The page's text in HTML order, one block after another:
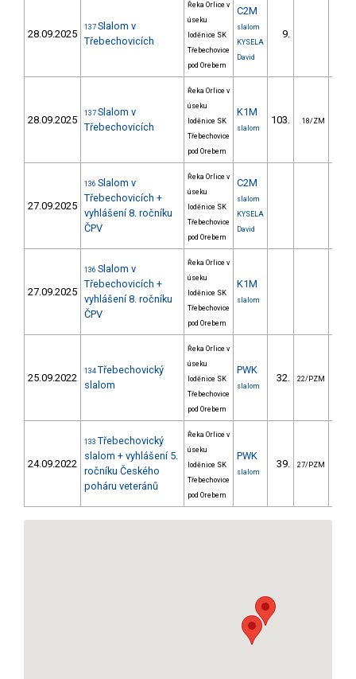
28.09.2025
137 Slalom v
Třebechovicích
Řeka Orlice v
úseku
loděnice SK
Třebechovice
pod Orebem
C2M
slalom
KYSELA
David
9.
28.09.2025
137 Slalom v
Třebechovicích
Řeka Orlice v
úseku
loděnice SK
Třebechovice
pod Orebem
K1M
slalom
103. 18/ZM
27.09.2025
136 Slalom v
Třebechovicích +
vyhlášení 8. ročníku
ČPV
Řeka Orlice v
úseku
loděnice SK
Třebechovice
pod Orebem
C2M
slalom
KYSELA
David
27.09.2025
136 Slalom v
Třebechovicích +
vyhlášení 8. ročníku
ČPV
Řeka Orlice v
úseku
loděnice SK
Třebechovice
pod Orebem
K1M
slalom
25.09.2022
134 Třebechovický
slalom
Řeka Orlice v
úseku
loděnice SK
Třebechovice
pod Orebem
PWK
slalom
32. 22/PZM
24.09.2022
133 Třebechovický
slalom + vyhlášení 5.
ročníku Českého
poháru veteránů
Řeka Orlice v
úseku
loděnice SK
Třebechovice
pod Orebem
PWK
slalom
39. 27/PZM